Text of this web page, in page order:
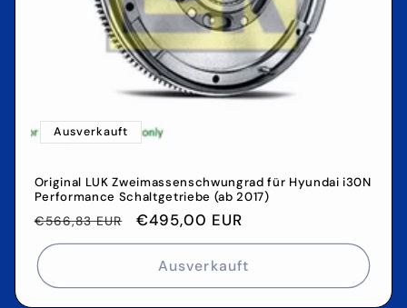
Ausverkauft
Original LUK Zweimassenschwungrad für Hyundai i30N
Performance Schaltgetriebe (ab 2017)
Normaler
Preis
€566,83 EUR Verkaufspreis
€495,00 EUR
Ausverkauft